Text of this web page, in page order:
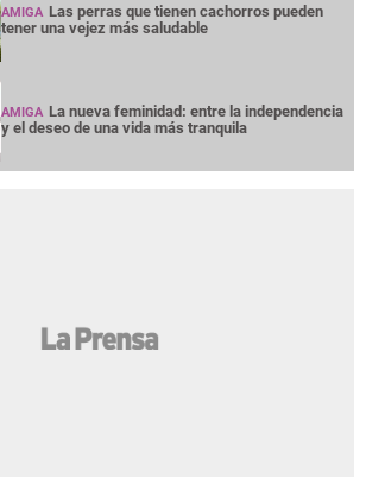
AMIGA Las perras que tienen cachorros pueden
tener una vejez más saludable
AMIGA La nueva feminidad: entre la independencia
y el deseo de una vida más tranquila